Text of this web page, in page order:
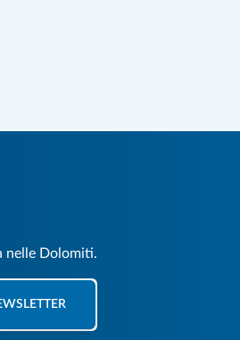
nelle Dolomiti.